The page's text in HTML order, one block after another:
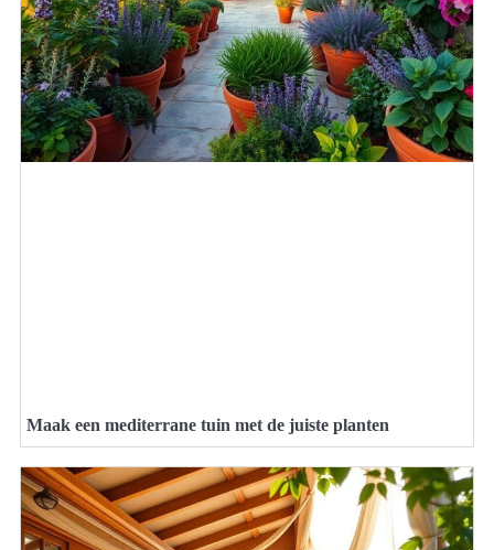
Maak een mediterrane tuin met de juiste planten